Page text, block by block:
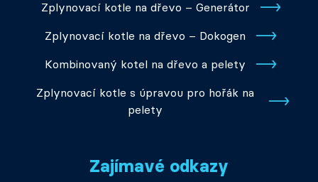
Zplynovací kotle na dřevo – Generátor
Zplynovací kotle na dřevo – Dokogen
Kombinovaný kotel na dřevo a pelety
Zplynovací kotle s úpravou pro hořák na
pelety
Zajímavé odkazy